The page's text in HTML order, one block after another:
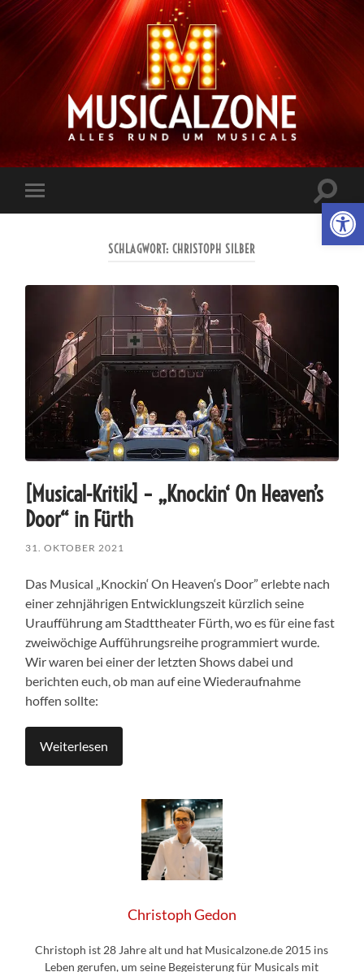
Musicalzone.de
Mobile-
Menü
ein-/
SCHLAGWORT:CHRISTOPH SILBER
[Musical-Kritik] – „Knockin‘ On Heaven’s
Door“ in Fürth
31. OKTOBER 2021
Das Musical „Knockin‘ On Heaven‘s Door” erlebte nach
einer zehnjährigen Entwicklungszeit kürzlich seine
Uraufführung am Stadttheater Fürth, wo es für eine fast
zweiwöchige Aufführungsreihe programmiert wurde.
Wir waren bei einer der letzten Shows dabei und
berichten euch, ob man auf eine Wiederaufnahme
hoffen sollte:
Weiterlesen
Christoph Gedon
Christoph ist 28 Jahre alt und hat Musicalzone.de 2015 ins
Leben gerufen, um seine Begeisterung für Musicals mit